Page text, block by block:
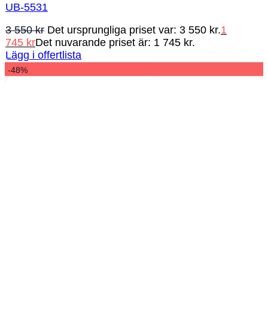
UB-5531
3 550kr Det ursprungliga priset var: 3 550 kr.1
745 krDet nuvarande priset är: 1 745 kr.
Lägg i offertlista
-48%